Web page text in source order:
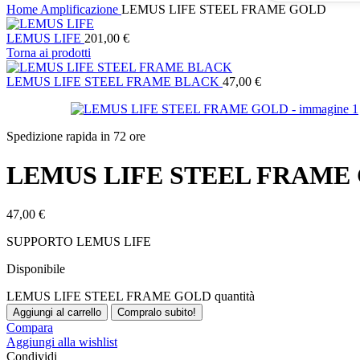
Home Amplificazione LEMUS LIFE STEEL FRAME GOLD
LEMUS LIFE 201,00 €
Torna ai prodotti
LEMUS LIFE STEEL FRAME BLACK 47,00 €
Spedizione rapida in 72 ore
LEMUS LIFE STEEL FRAME
47,00 €
SUPPORTO LEMUS LIFE
Disponibile
LEMUS LIFE STEEL FRAME GOLD quantità
Aggiungi al carrello Compralo subito!
Compara
Aggiungi alla wishlist
Condividi